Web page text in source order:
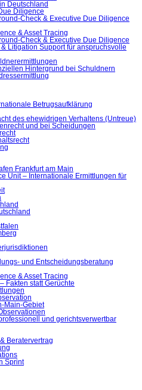
Deutschland
Diligence
Check & Executive Due Diligence
& Asset Tracing
Check & Executive Due Diligence
Litigation Support für anspruchsvolle
Hintergrund bei Schuldnern
Betrugsaufklärung
des ehewidrigen Verhaltens (Untreue)
und bei Scheidungen
Frankfurt am Main
Unit – Internationale Ermittlungen für
und Entscheidungsberatung
& Asset Tracing
Fakten statt Gerüchte
Main-Gebiet
und gerichtsverwertbar
Beratervertrag
Sprint